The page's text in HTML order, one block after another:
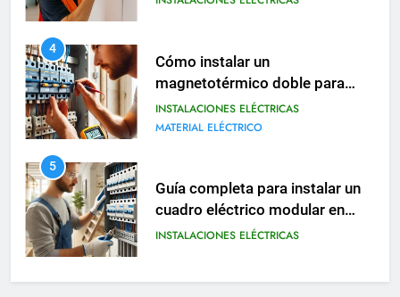
MATERIAL ELÉCTRICO
5
Guía completa para instalar un
cuadro eléctrico modular en
viviendas
INSTALACIONES ELÉCTRICAS
6
Cómo realizar una instalación
eléctrica provisional en obras o
reformas
INSTALACIONES ELÉCTRICAS
7